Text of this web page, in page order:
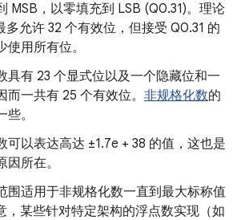
MSB，以零填充到 LSB (Q0.31)。理论
多允许 32 个有效位，但接受 Q0.31 的
用所有位。
具有 23 个显式位以及一个隐藏位和一
而一共有 25 个有效位。 非规格化数的
。
可以表达高达 ±1.7e + 38 的值，这也是
所在。
围适用于非规格化数一直到最大标称值
，某些针对特定架构的浮点数实现（如